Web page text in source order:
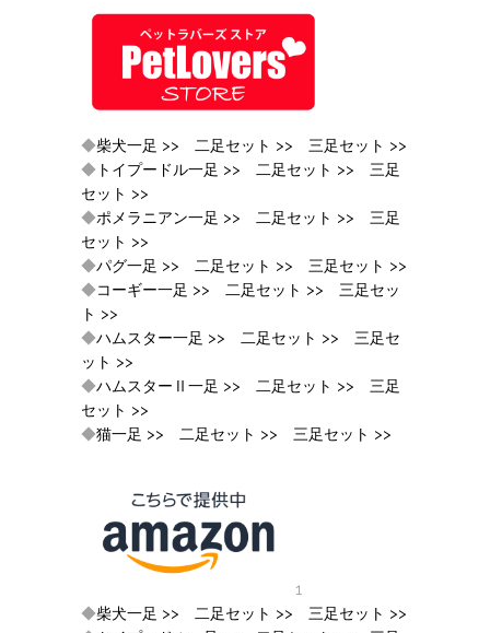
◆柴犬一足 >> 二足セット >>
三足セット >>
◆ トイプードル一足 >> 二足セット >>
三足
セット >>
◆ポメラニアン一足 >> 二足セット >>
三足
セット >>
◆パグ一足 >> 二足セット >>
三足セット >>
◆コーギー一足 >> 二足セット >>
三足セッ
ト >>
◆ハムスター一足 >> 二足セット >>
三足セ
ット >>
◆ハムスターⅡ一足 >> 二足セット >>
三足
セット >>
◆猫一足 >> 二足セット >> 三足セット >>
1
◆柴犬一足 >> 二足セット >>
三足セット >>